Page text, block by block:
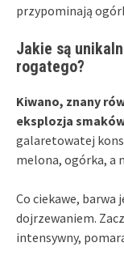
przypominają
Jakie są
rogatego?
Kiwano, znany
eksplozja
galaretowatej
melona, ogórka, a
Co ciekawe, barwa
dojrzewaniem.
intensywny,